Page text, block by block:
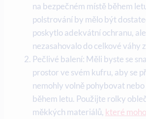
na bezpečném místě během
polstrování by mělo být
poskytlo adekvátní ochranu,
nezasahovalo do celkové váhy
Pečlivé balení: Měli byste se
prostor ve svém kufru, aby se
nemohly volně pohybovat
během letu. Použijte rolky
měkkých materiálů, které